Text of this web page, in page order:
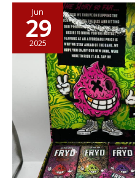
Jun
29
2025
und
kann
Deutschland
und
Europa
kaufen?